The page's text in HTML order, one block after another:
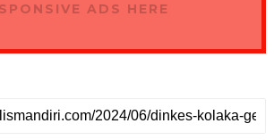
ADS HERE